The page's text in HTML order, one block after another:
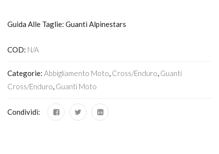
Guida Alle Taglie: Guanti Alpinestars
COD: N/A
Categorie: Abbigliamento Moto, Cross/Enduro, Guanti
Cross/enduro, Guanti Moto
Condividi: